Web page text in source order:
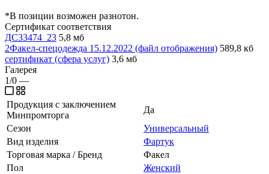
*В позиции возможен разнотон.
Сертификат соответствия
ДС33474_23 5,8 мб
2Факел-спецодежда 15.12.2022 (файл отображения) 589,8 кб
сертификат (сфера услуг) 3,6 мб
Галерея
1/0 —
Продукция с заключением
Минпромторга
Да
Сезон
Универсальный
Вид изделия
Фартук
Торговая марка / Бренд
Факел
Пол
Женский